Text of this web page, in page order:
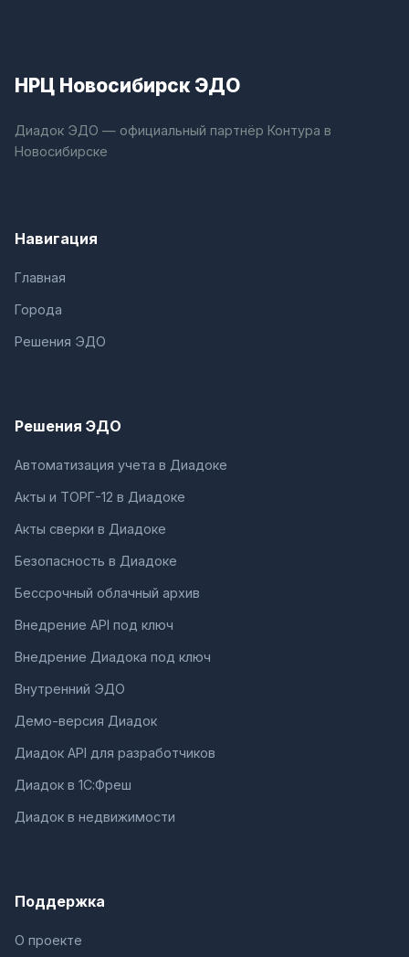
НРЦ Новосибирск ЭДО
Диадок ЭДО — официальный партнёр Контура в
Новосибирске
Навигация
Главная
Города
Решения ЭДО
Решения ЭДО
Автоматизация учета в Диадоке
Акты и ТОРГ-12 в Диадоке
Акты сверки в Диадоке
Безопасность в Диадоке
Бессрочный облачный архив
Внедрение API под ключ
Внедрение Диадока под ключ
Внутренний ЭДО
Демо-версия Диадок
Диадок API для разработчиков
Диадок в 1С:Фреш
Диадок в недвижимости
Поддержка
О проекте